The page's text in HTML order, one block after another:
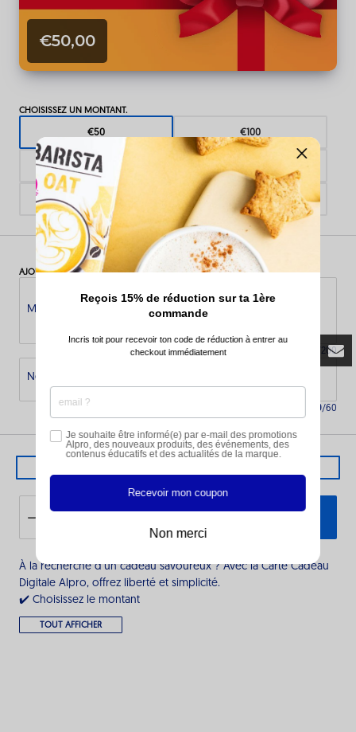
CHOISISSEZ UN MONTANT.
€50 €100
€500 1000€
2000€ 5000€
AJOUTEZ UN MESSAGE PERSONNALISÉ.
Message
200
Nom
0/60
À la recherche d’un cadeau savoureux ? Avec la Carte Cadeau
Digitale Alpro, offrez liberté et simplicité.
✔️ Choisissez le montant
TOUT AFFICHER
€50,00
Reçois 15% de réduction sur ta 1ère
commande
Incris toit pour recevoir ton code de réduction à entrer au
checkout immédiatement
Je souhaite être informé(e) par e-mail des promotions
Alpro, des nouveaux produits, des événements, des
contenus éducatifs et des actualités de la marque.
Recevoir mon coupon
Non merci